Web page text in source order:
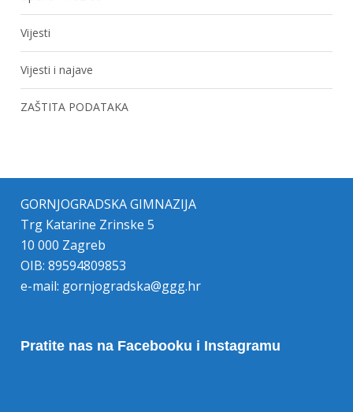
Vijesti
Vijesti i najave
ZAŠTITA PODATAKA
GORNJOGRADSKA GIMNAZIJA
Trg Katarine Zrinske 5
10 000 Zagreb
OIB: 89594809853
e-mail: gornjogradska@ggg.hr
Pratite nas na Facebooku i Instagramu